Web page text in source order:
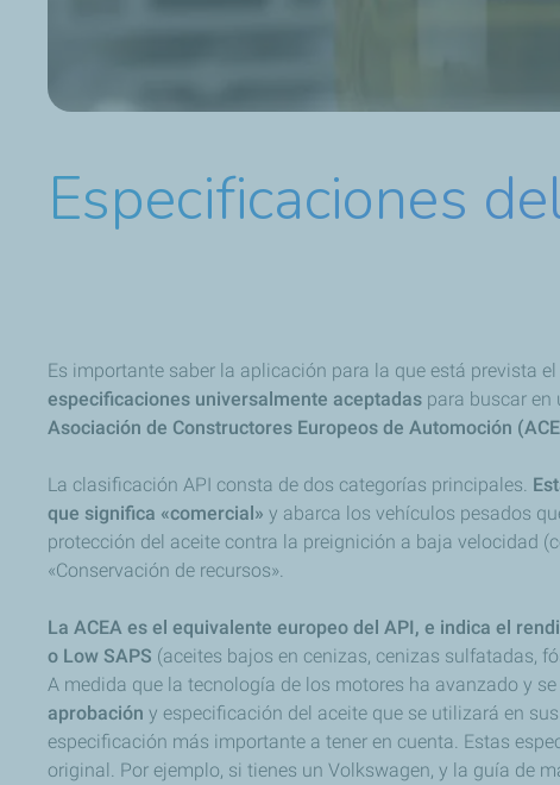
Especificaciones
Es importante saber la aplicación para la que está prevista el
especificaciones universalmente aceptadas para buscar en
Asociación de Constructores Europeos de Automoción
La clasificación API consta de dos categorías principales.
que significa «comercial» y abarca los vehículos pesados
protección del aceite contra la preignición a baja velocidad
«Conservación de recursos».
La ACEA es el equivalente europeo del API, e indica el
o Low SAPS (aceites bajos en cenizas, cenizas sulfatadas,
A medida que la tecnología de los motores ha avanzado y
aprobación y especificación del aceite que se utilizará en
especificación más importante a tener en cuenta. Estas
original. Por ejemplo, si tienes un Volkswagen, y la guía de